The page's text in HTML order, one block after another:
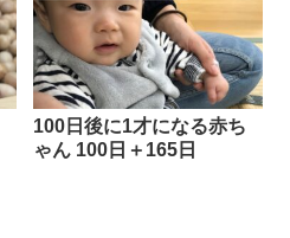
100日後に1才になる赤ち
ゃん 100日＋165日